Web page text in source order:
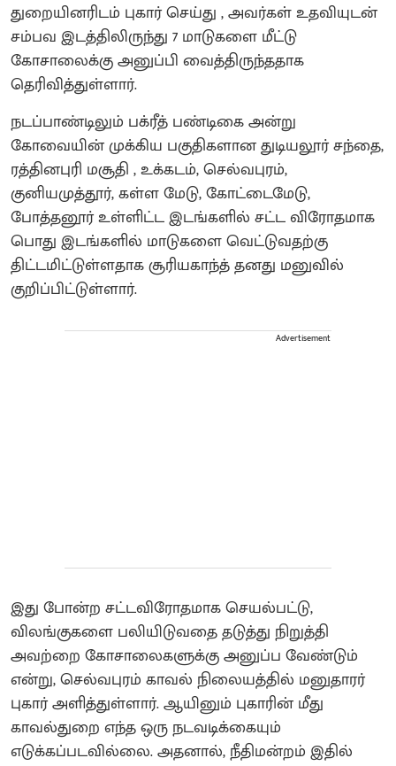
துறையினரிடம் புகார் செய்து , அவர்கள் உதவியுடன்
சம்பவ இடத்திலிருந்து 7 மாடுகளை மீட்டு
கோசாலைக்கு அனுப்பி வைத்திருந்ததாக
தெரிவித்துள்ளார்.
நடப்பாண்டிலும் பக்ரீத் பண்டிகை அன்று
கோவையின் முக்கிய பகுதிகளான துடியலூர் சந்தை,
ரத்தினபுரி மசூதி , உக்கடம், செல்வபுரம்,
குனியமுத்தூர், கள்ள மேடு, கோட்டைமேடு,
போத்தனூர் உள்ளிட்ட இடங்களில் சட்ட விரோதமாக
பொது இடங்களில் மாடுகளை வெட்டுவதற்கு
திட்டமிட்டுள்ளதாக சூரியகாந்த் தனது மனுவில்
குறிப்பிட்டுள்ளார்.
Advertisement
இது போன்ற சட்டவிரோதமாக செயல்பட்டு,
விலங்குகளை பலியிடுவதை தடுத்து நிறுத்தி
அவற்றை கோசாலைகளுக்கு அனுப்ப வேண்டும்
என்று, செல்வபுரம் காவல் நிலையத்தில் மனுதாரர்
புகார் அளித்துள்ளார். ஆயினும் புகாரின் மீது
காவல்துறை எந்த ஒரு நடவடிக்கையும்
எடுக்கப்படவில்லை. அதனால், நீதிமன்றம் இதில்